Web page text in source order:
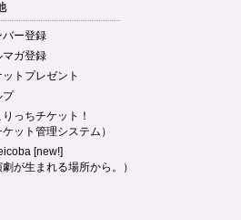
バー登録
マガ登録
トプレゼント
プ
っちチケット！
ケット管理システム）
[new!]
劇が生まれる場所から。）